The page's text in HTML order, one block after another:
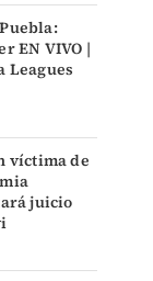
EN VIVO |
Leagues
víctima de
juicio